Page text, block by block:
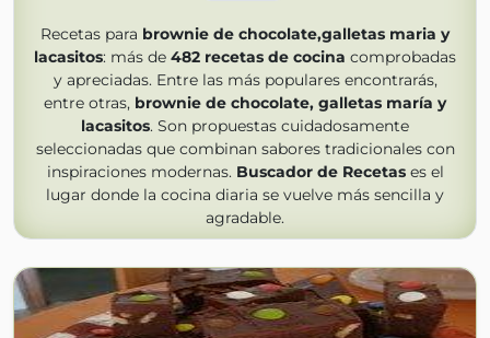
Recetas para brownie de chocolate,galletas maria y
lacasitos: más de 482 recetas de cocina comprobadas
y apreciadas. Entre las más populares encontrarás,
entre otras, brownie de chocolate, galletas maría y
lacasitos. Son propuestas cuidadosamente
seleccionadas que combinan sabores tradicionales con
inspiraciones modernas. Buscador de Recetases el
lugar donde la cocina diaria se vuelve más sencilla y
agradable.